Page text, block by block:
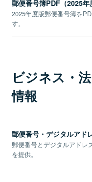
郵便番号簿PDF（2025年
2025年度版郵便番号簿を
す。
ビジネス・
情報
郵便番号・デジタルアド
郵便番号とデジタルアドレ
を提供。